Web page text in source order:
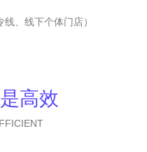
线、线下个体门店）
高效